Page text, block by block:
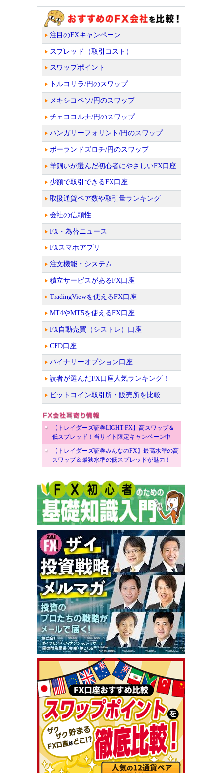
注目のFXキャンペーン
スプレッド（取引コスト）
スワップポイント
トルコリラ/円のスワップ
メキシコペソ/円のスワップ
チェココルナ/円のスワップ
ハンガリーフォリント/円のスワップ
ポーランドズロチ/円のスワップ
羊飼いが選んだ初心者にやさしいFX口座
少額で取引できるFX口座
取扱通貨ペア数や取引量ランキング
会社の信頼性
FX・為替ニュース
FXスマホアプリ
注文機能・システム
積立サービスがあるFX口座
TradingViewを使えるFX口座
MT4やMT5を使えるFX口座
FX自動売買（シストレ）口座
CFD口座
バイナリーオプション口座
読者が選んだFX口座人気ランキング！
ビットコイン取引所・販売所を比較
【トレイダーズ証券LIGHT FX】高スワップ＆
低スプレッド！当サイト限定キャンペーン中
【トレイダーズ証券みんなのFX】最高水準の高
スワップ＆最狭水準の低スプレッドが魅力！